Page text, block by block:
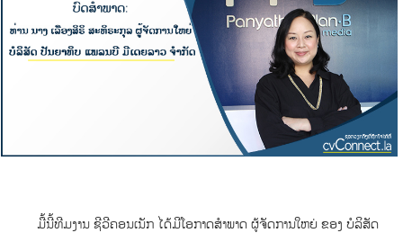
ມື້ນີ້ທີມງານ ຊີວີຄອນເນັກ ໄດ້ມີໂອກາດສໍາພາດ ຜູ້ຈັດການໃຫຍ່ ຂອງ ບໍລິສັດ